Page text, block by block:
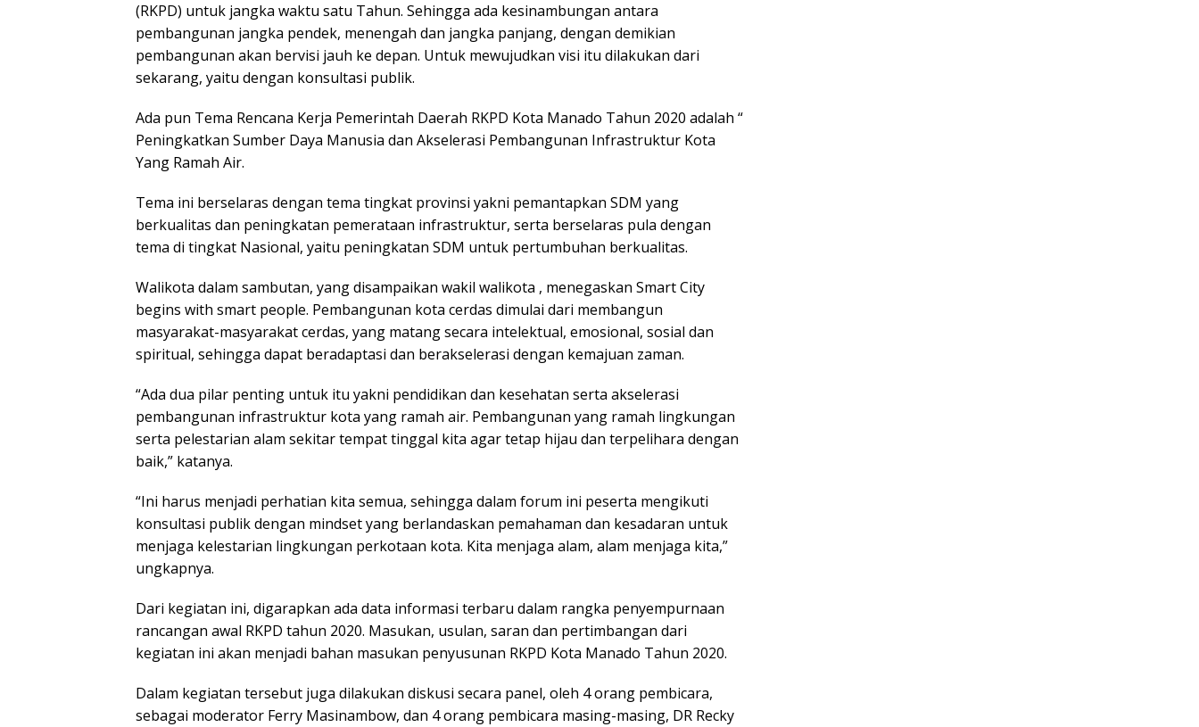
(RKPD) untuk jangka waktu satu Tahun. Sehingga ada kesinambungan antara
pembangunan jangka pendek, menengah dan jangka panjang, dengan demikian
pembangunan akan bervisi jauh ke depan. Untuk mewujudkan visi itu dilakukan dari
sekarang, yaitu dengan konsultasi publik.
Ada pun Tema Rencana Kerja Pemerintah Daerah RKPD Kota Manado Tahun 2020 adalah “
Peningkatkan Sumber Daya Manusia dan Akselerasi Pembangunan Infrastruktur Kota
Yang Ramah Air.
Tema ini berselaras dengan tema tingkat provinsi yakni pemantapkan SDM yang
berkualitas dan peningkatan pemerataan infrastruktur, serta berselaras pula dengan
tema di tingkat Nasional, yaitu peningkatan SDM untuk pertumbuhan berkualitas.
Walikota dalam sambutan, yang disampaikan wakil walikota , menegaskan Smart City
begins with smart people. Pembangunan kota cerdas dimulai dari membangun
masyarakat-masyarakat cerdas, yang matang secara intelektual, emosional, sosial dan
spiritual, sehingga dapat beradaptasi dan berakselerasi dengan kemajuan zaman.
“Ada dua pilar penting untuk itu yakni pendidikan dan kesehatan serta akselerasi
pembangunan infrastruktur kota yang ramah air. Pembangunan yang ramah lingkungan
serta pelestarian alam sekitar tempat tinggal kita agar tetap hijau dan terpelihara dengan
baik,” katanya.
“Ini harus menjadi perhatian kita semua, sehingga dalam forum ini peserta mengikuti
konsultasi publik dengan mindset yang berlandaskan pemahaman dan kesadaran untuk
menjaga kelestarian lingkungan perkotaan kota. Kita menjaga alam, alam menjaga kita,”
ungkapnya.
Dari kegiatan ini, digarapkan ada data informasi terbaru dalam rangka penyempurnaan
rancangan awal RKPD tahun 2020. Masukan, usulan, saran dan pertimbangan dari
kegiatan ini akan menjadi bahan masukan penyusunan RKPD Kota Manado Tahun 2020.
Dalam kegiatan tersebut juga dilakukan diskusi secara panel, oleh 4 orang pembicara,
sebagai moderator Ferry Masinambow, dan 4 orang pembicara masing-masing, DR Recky